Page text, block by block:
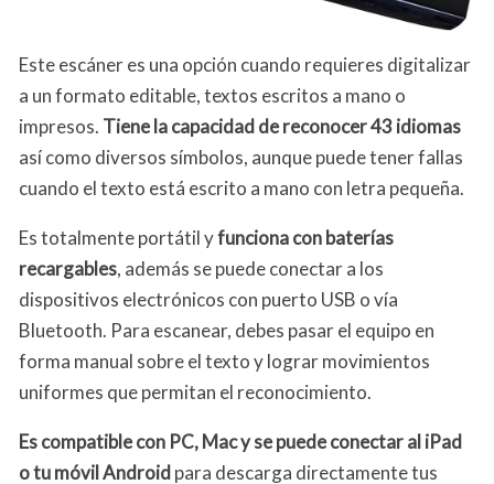
Este escáner es una opción cuando requieres digitalizar
a un formato editable, textos escritos a mano o
impresos. Tiene la capacidad de reconocer 43 idiomas
así como diversos símbolos, aunque puede tener fallas
cuando el texto está escrito a mano con letra pequeña.
Es totalmente portátil yfunciona con baterías
recargables, además se puede conectar a los
dispositivos electrónicos con puerto USB o vía
Bluetooth. Para escanear, debes pasar el equipo en
forma manual sobre el texto y lograr movimientos
uniformes que permitan el reconocimiento.
Es compatible con PC, Mac y se puede conectar al iPad
o tu móvil Androidpara descarga directamente tus